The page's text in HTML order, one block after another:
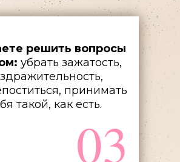
решить вопросы
убрать зажатость,
принимать
такой, как есть.
03